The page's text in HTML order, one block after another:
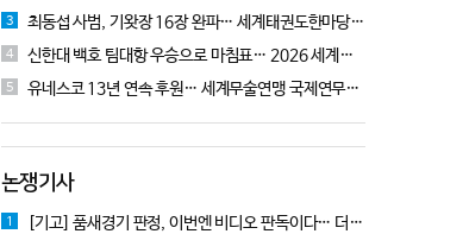
3 최동섭 사범, 기왓장 16장 완파… 세계태권도한마당 주먹격파 우승
4 신한대 백호 팀대항 우승으로 마침표… 2026 세계태권도한마당 폐막
5 유네스코 13년 연속 후원… 세계무술연맹 국제연무대회 10월 충주서 개막
논쟁기사
1 [기고] 품새경기 판정, 이번엔 비디오 판독이다… 더 이상 미룰 수 없다